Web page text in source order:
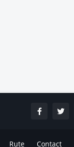
Rute Contact